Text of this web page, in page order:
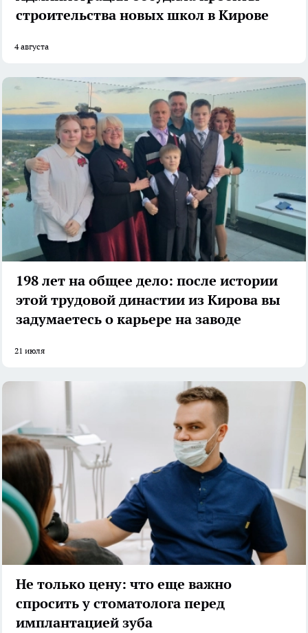
строительства новых школ в Кирове
4 августа
198 лет на общее дело: после истории
этой трудовой династии из Кирова вы
задумаетесь о карьере на заводе
21 июля
Не только цену: что еще важно
спросить у стоматолога перед
имплантацией зуба